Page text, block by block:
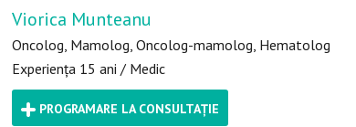
Viorica Munteanu
Oncolog, Mamolog, Oncolog-mamolog, Hematolog
Experiența 15 ani / Medic
PROGRAMARE LA CONSULTAȚIE